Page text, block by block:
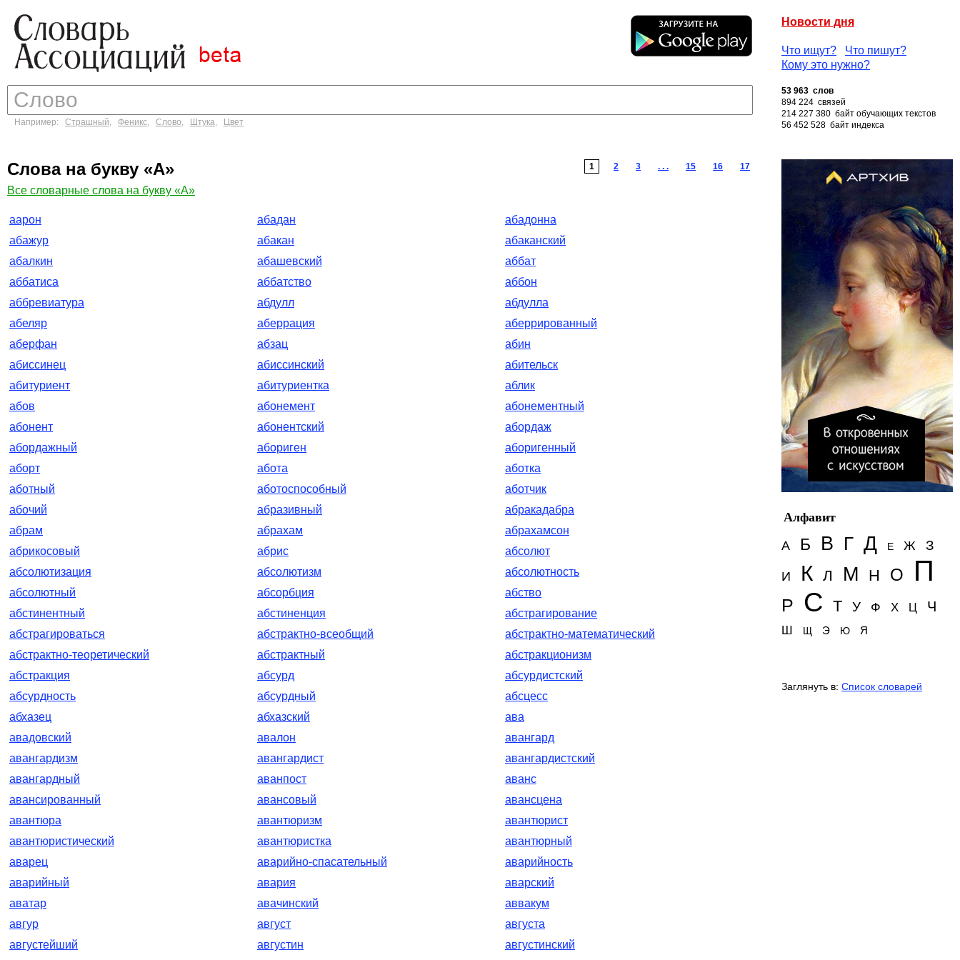
Новости дня
Что ищут?
Что пишут?
Кому это нужно?
Например: Страшный, Феникс, Слово, Штука, Цвет
53 963 слов
894 224 связей
214 227 380 байт обучающих текстов
56 452 528 байт индекса
Слова на букву «А» 1 2 3 . . . 15 16 17
Все словарные слова на букву «А»
аарон абадан
абадонна
абажур
абакан
абаканский
абалкин
абашевский
аббат
аббатиса
аббатство
аббон
аббревиатура
абдулл
абдулла
абеляр
аберрация
аберрированный
аберфан
абзац
абин
абиссинец
абиссинский
абительск
абитуриент
абитуриентка
аблик
абов
абонемент
абонементный
абонент
абонентский
абордаж
абордажный
абориген
аборигенный
аборт
абота
аботка
аботный
аботоспособный
аботчик
абочий
абразивный
абракадабра
абрам
абрахам
абрахамсон
абрикосовый
абрис
абсолют
абсолютизация
абсолютизм
абсолютность
абсолютный
абсорбция
абство
абстинентный
абстиненция
абстрагирование
абстрагироваться
абстрактно-всеобщий
абстрактно-математический
абстрактно-теоретический
абстрактный
абстракционизм
абстракция
абсурд
абсурдистский
абсурдность
абсурдный
абсцесс
абхазец
абхазский
ава
авадовский
авалон
авангард
авангардизм
авангардист
авангардистский
авангардный
аванпост
аванс
авансированный
авансовый
авансцена
авантюра
авантюризм
авантюрист
авантюристический
авантюристка
авантюрный
аварец
аварийно-спасательный
аварийность
аварийный
авария
аварский
аватар
авачинский
аввакум
авгур
август
августа
августейший
августин
августинский
Алфавит
А
Б В Г Д Е Ж З
И К Л М Н О П
Р С Т У Ф Х Ц Ч
Ш Щ Э Ю Я
Заглянуть в: Список словарей